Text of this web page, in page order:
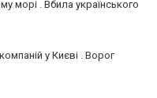
морі . Вбила українського
у Києві . Ворог